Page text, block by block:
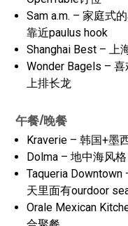
Sam a.m. – 家庭式
靠近paulus hook
Shanghai Best – 上
Wonder Bagels –
上排长龙
午餐/晚餐
Kraverie – 韩国+墨
Dolma – 地中海风
Taqueria
天里面有ourdoor
Orale Mexican